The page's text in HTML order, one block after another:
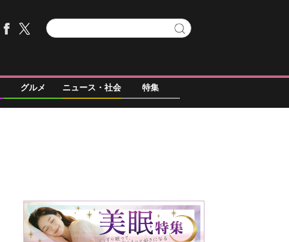
グルメ ニュース・社会 特集